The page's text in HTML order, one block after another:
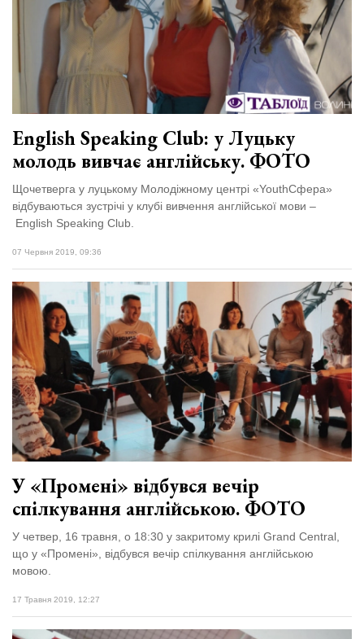
залишив у
Луцьку
27 Липня 2026
725 переглядів
Всі розділи
Персона
Лайф
Афіша
ZONE 18+
English Speaking Club: у Луцьку
молодь вивчає англійську. ФОТО
Щочетверга у луцькому Молодіжному центрі «YouthСфера»
відбуваються зустрічі у клубі вивчення англійської мови –
English Speaking Club.
07 Червня 2019, 09:36
У «Промені» відбувся вечір
спілкування англійською. ФОТО
У четвер, 16 травня, о 18:30 у закритому крилі Grand Central,
що у «Промені», відбувся вечір спілкування англійською
мовою.
17 Травня 2019, 12:27